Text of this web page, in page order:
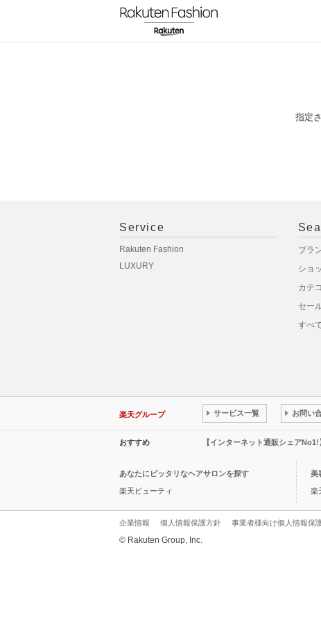
指定
Service
Rakuten Fashion
LUXURY
ブラ
ショ
カテ
セー
すべ
楽天グループ サービス一覧 お問い
おすすめ 【インターネット通販シェア
あなたにピッタリなヘアサロンを探す
楽天ビューティ
美
楽
企業情報 個人情報保護方針 事業者様向け個人情報保
© Rakuten Group, Inc.